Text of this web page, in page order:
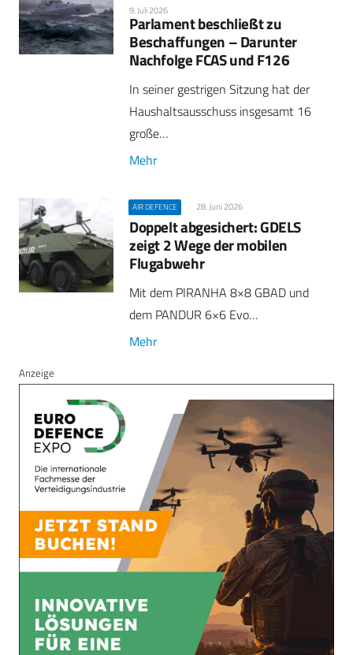
9. Juli 2026
Parlament beschließt zu
Beschaffungen – Darunter
Nachfolge FCAS und F126
In seiner gestrigen Sitzung hat der
Haushaltsausschuss insgesamt 16
große…
Mehr
AIR DEFENCE 28. Juni 2026
Doppelt abgesichert: GDELS
zeigt 2 Wege der mobilen
Flugabwehr
Mit dem PIRANHA 8×8 GBAD und
dem PANDUR 6×6 Evo…
Mehr
Anzeige